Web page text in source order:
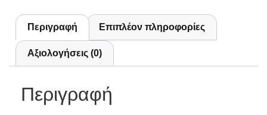
Περιγραφή Επιπλέον πληροφορίες
Αξιολογήσεις (0)
Περιγραφή